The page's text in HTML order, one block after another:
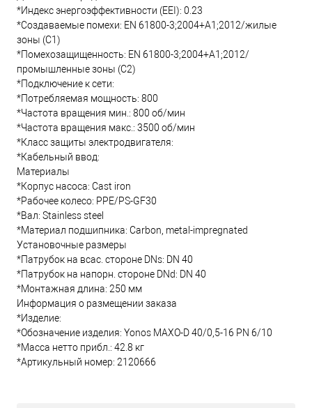
*Индекс энергоэффективности (EEI): 0.23
*Создаваемые помехи: EN 61800-3;2004+A1;2012/жилые
зоны (C1)
*Помехозащищенность: EN 61800-3;2004+A1;2012/
промышленные зоны (C2)
*Подключение к сети:
*Потребляемая мощность: 800
*Частота вращения мин.: 800 об/мин
*Частота вращения макс.: 3500 об/мин
*Класс защиты электродвигателя:
*Кабельный ввод:
Материалы
*Корпус насоса: Cast iron
*Рабочее колесо: PPE/PS-GF30
*Вал: Stainless steel
*Материал подшипника: Carbon, metal-impregnated
Установочные размеры
*Патрубок на всас. стороне DNs: DN 40
*Патрубок на напорн. стороне DNd: DN 40
*Монтажная длина: 250 мм
Информация о размещении заказа
*Изделие:
*Обозначение изделия: Yonos MAXO-D 40/0,5-16 PN 6/10
*Масса нетто прибл.: 42.8 кг
*Артикульный номер: 2120666